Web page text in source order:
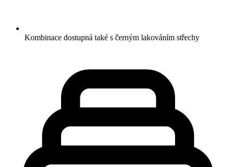
Kombinace dostupná také s černým lakováním střechy